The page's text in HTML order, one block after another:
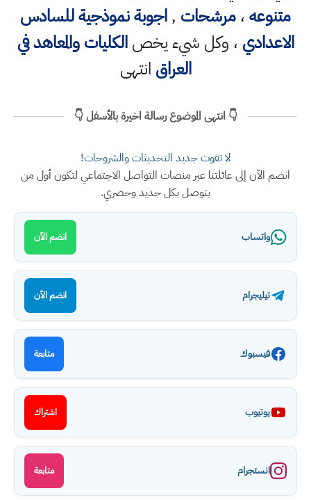
متنوعه،مرشحات ,اجوبة نموذجية للسادس
الاعدادي ، وكل شيء يخصالكليات والمعاهد في
العراق انتهى
👇 انتهى الموضوع رسالة اخيرة بالأسفل 👇
لا تفوت جديد التحديثات والشروحات!
انضم الآن إلى عائلتنا عبر منصات التواصل الاجتماعي لتكون أول من
يتوصل بكل جديد وحصري.
واتساب انضم الآن
تيليجرام انضم الآن
فيسبوك متابعة
يوتيوب اشتراك
انستجرام متابعة